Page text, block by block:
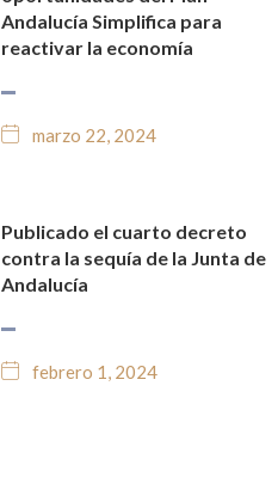
Andalucía Simplifica para
reactivar la economía
marzo 22, 2024
NOTICIAS Y BLOG JURÍDICO
Publicado el cuarto decreto
contra la sequía de la Junta de
Andalucía
febrero 1, 2024